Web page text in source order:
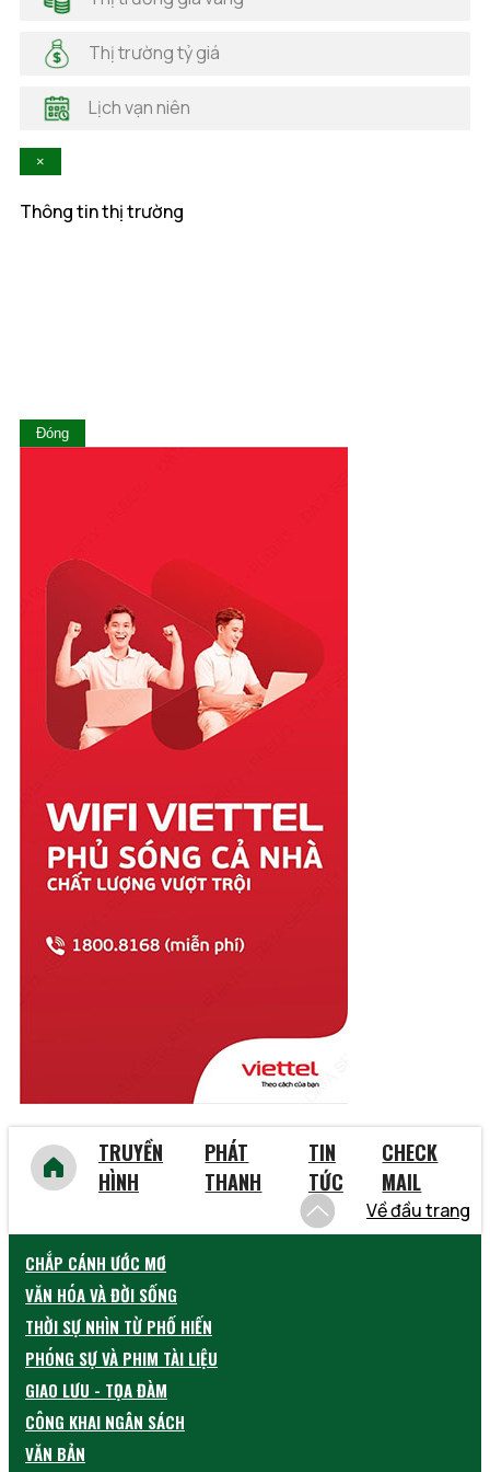
Hải Phòng
Hà Tĩnh
Hòa Bình
Lai Châu
Quảng Ngãi
Quảng Ninh
Quảng Trị
Sóc Trăng
Sơn La
Tây Ninh
Thái Bình
Thái Nguyên
Thừa Thiên Huế
Tiền Giang
Trà Vinh
Tuyên Quang
Vĩnh Phúc
Vũng Tàu
Thị trường tỷ giá
Lịch vạn niên
×
Thông tin thị trường
Đóng
TRUYỀN
HÌNH
PHÁT
THANH
TIN
TỨC
CHECK
MAIL
Về đầu trang
CHẮP CÁNH ƯỚC MƠ
VĂN HÓA VÀ ĐỜI SỐNG
THỜI SỰ NHÌN TỪ PHỐ HIẾN
PHÓNG SỰ VÀ PHIM TÀI LIỆU
GIAO LƯU - TỌA ĐÀM
CÔNG KHAI NGÂN SÁCH
VĂN BẢN